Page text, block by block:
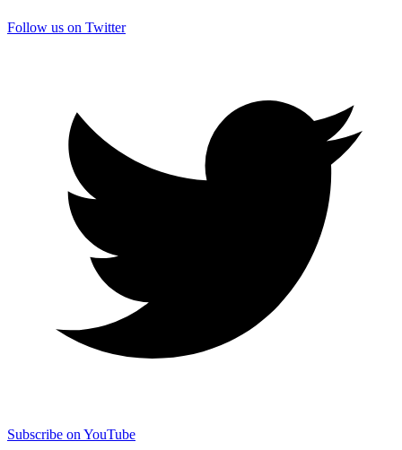
Follow us on Twitter
Subscribe on YouTube